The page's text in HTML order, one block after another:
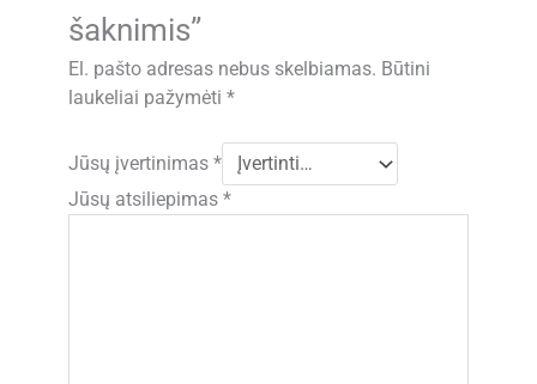
šaknimis”
El. pašto adresas nebus skelbiamas. Būtini
laukeliai pažymėti*
Jūsų įvertinimas*
Jūsų atsiliepimas*